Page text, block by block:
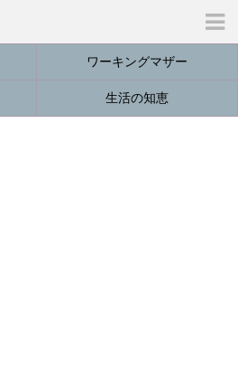
ワーキングマザー
生活の知恵